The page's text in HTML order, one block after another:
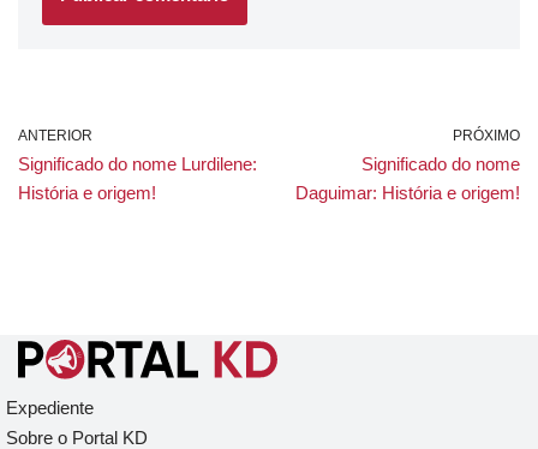
ANTERIOR
Significado do nome Lurdilene:
História e origem!
PRÓXIMO
Significado do nome
Daguimar: História e origem!
Expediente
Sobre o Portal KD